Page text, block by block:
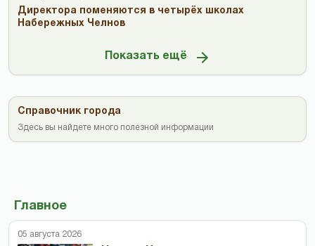
Директора поменяются в четырёх школах
Набережных Челнов
Показать ещё
Справочник города
Здесь вы найдете много полезной информации
Главное
05 августа 2026